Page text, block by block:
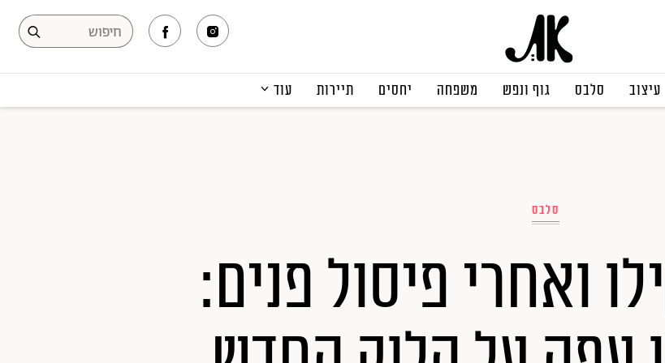
עיצוב סלבס גוף ונפש משפחה יחסים תיירות עוד
סלבס
25 קילו ואחרי פיסול פנים: